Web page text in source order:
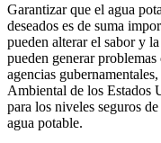
Garantizar que el agua
deseados es de suma
pueden alterar el sabor y
pueden generar
agencias
Ambiental de los Estados
para los niveles seguros
agua potable.